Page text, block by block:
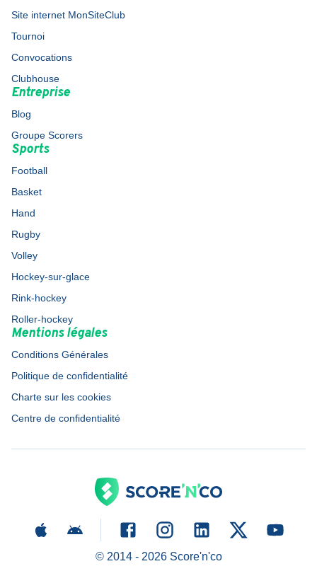
Site internet MonSiteClub
Tournoi
Convocations
Clubhouse
Entreprise
Blog
Groupe Scorers
Sports
Football
Basket
Hand
Rugby
Volley
Hockey-sur-glace
Rink-hockey
Roller-hockey
Mentions légales
Conditions Générales
Politique de confidentialité
Charte sur les cookies
Centre de confidentialité
© 2014 - 2026Score'n'co